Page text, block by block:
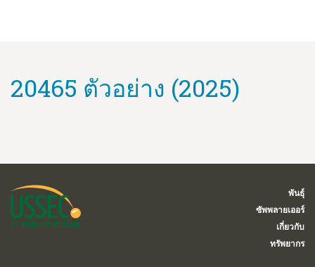
20465 ตัวอย่าง (2025)
พันธุ์
ซัพพลายเออร์
เกี่ยวกับ
ทรัพยากร